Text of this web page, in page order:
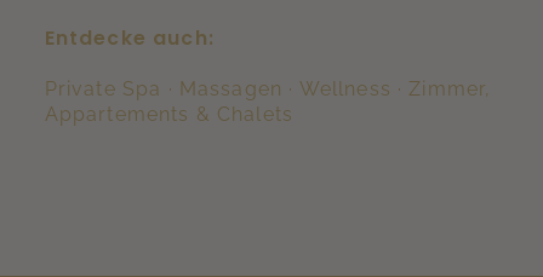
Entdecke auch:
Private Spa · Massagen · Wellness ·Zimmer,
Appartements & Chalets
Private Spa